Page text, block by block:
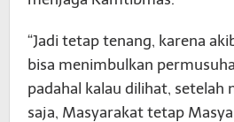
“Jadi tetap tenang, karena
bisa menimbulkan
padahal kalau dilihat, setelah
saja, Masyarakat tetap